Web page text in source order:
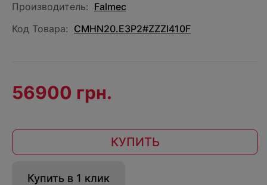
Производитель: Falmec
Код Товара: CMHN20.E3P2#ZZZI410F
56900 грн.
КУПИТЬ
Купить в 1 клик